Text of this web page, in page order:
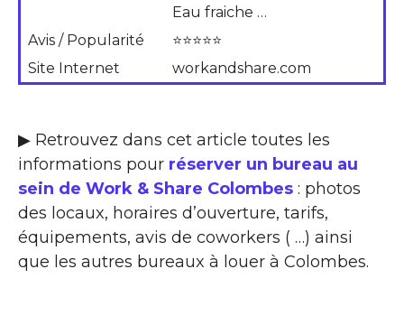
Eau fraiche …
Avis / Popularité
⭐⭐⭐⭐⭐
Site Internet
workandshare.com
▶ Retrouvez dans cet article toutes les
informations pour réserver un bureau au
sein de Work & Share Colombes : photos
des locaux, horaires d’ouverture, tarifs,
équipements, avis de coworkers ( …) ainsi
que les autres bureaux à louer à Colombes.